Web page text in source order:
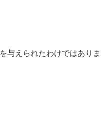
与えられたわけではありま